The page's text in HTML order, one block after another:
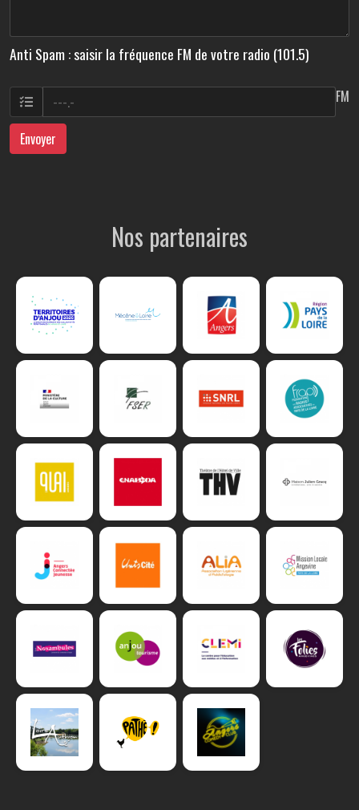
Anti Spam : saisir la fréquence FM de votre radio (101.5)
FM
Envoyer
Nos partenaires